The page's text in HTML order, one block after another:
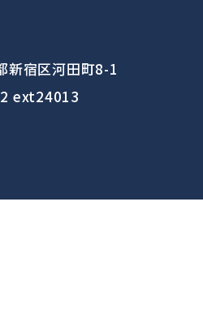
新宿区河田町8-1
ext24013